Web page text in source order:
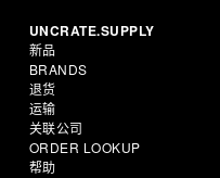
UNCRATE.SUPPLY
新品
BRANDS
退货
运输
关联公司
ORDER LOOKUP
帮助